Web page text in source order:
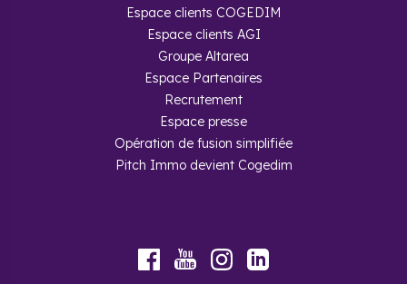
Espace clients COGEDIM
Espace clients AGI
Groupe Altarea
Espace Partenaires
Recrutement
Espace presse
Opération de fusion simplifiée
Pitch Immo devient Cogedim
FacebookYoutubeInstagram